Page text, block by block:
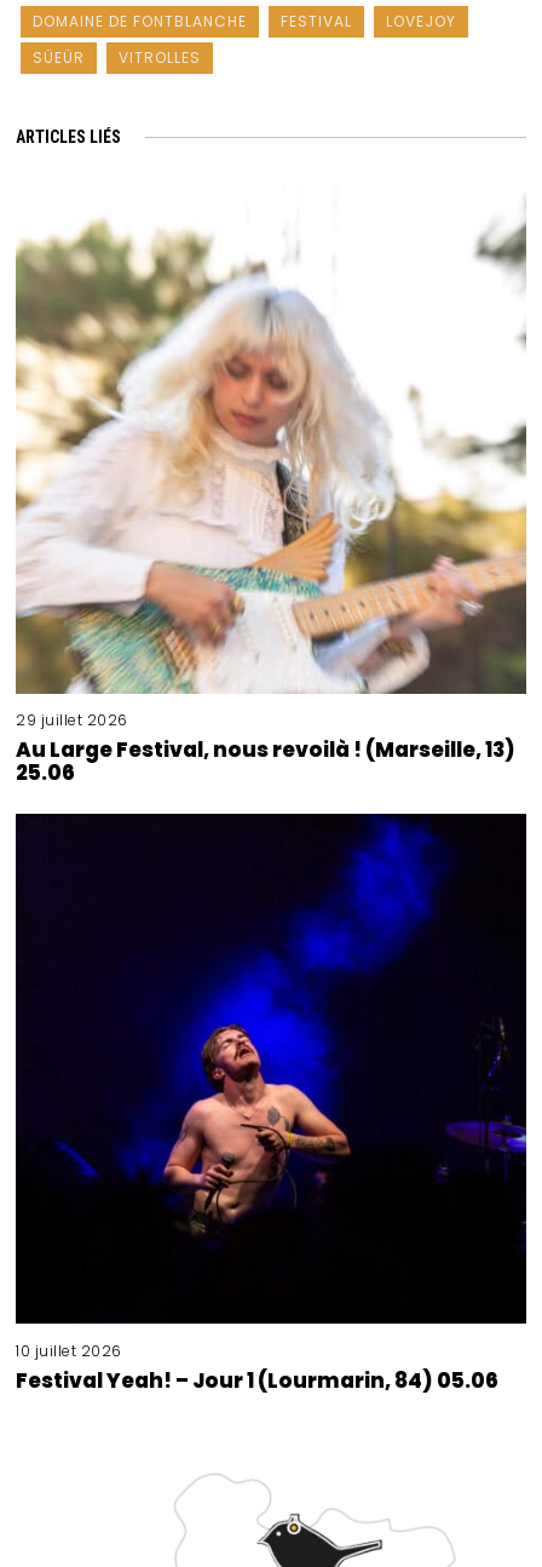
DOMAINE DE FONTBLANCHE FESTIVAL
LOVEJOY
SÜEÜR
VITROLLES
ARTICLES LIÉS
29 juillet 2026
Au Large Festival, nous revoilà ! (Marseille, 13)
25.06
10 juillet 2026
Festival Yeah! – Jour 1 (Lourmarin, 84) 05.06